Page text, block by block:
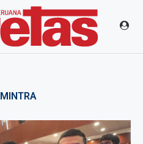
MINTRA